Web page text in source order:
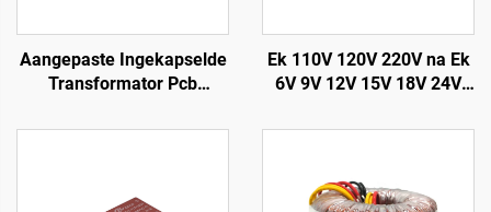
Aangepaste Ingekapselde
Transformator Pcb
12v Transformator vir
Ek 110V 120V 220V na Ek
6V 9V 12V 15V 18V 24V
Transformator